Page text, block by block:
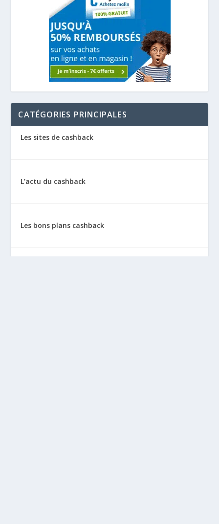
CATÉGORIES PRINCIPALES
Les sites de cashback
L’actu du cashback
Les bons plans cashback